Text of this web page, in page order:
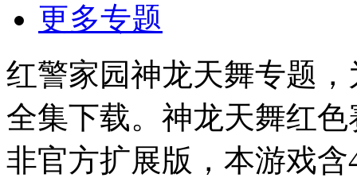
更多专题
红警家园神龙天舞专题
全集下载。神龙天舞红
非官方扩展版，本游戏